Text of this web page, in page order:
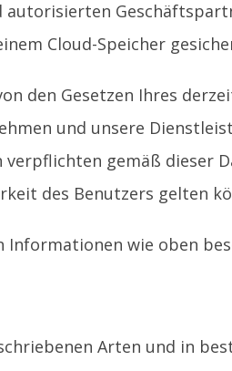
Cloud-Speicher
den Gesetzen Ihres
und unsere
gemäß dieser
des Benutzers gelten
wie oben
Arten und in